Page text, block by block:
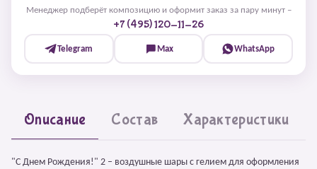
Менеджер подберёт композицию и оформит заказ за пару минут –
+7 (495) 120-11-26
Telegram Max WhatsApp
Описание Состав Характеристики
"С Днем Рождения!" 2 – воздушные шары с гелием для оформления